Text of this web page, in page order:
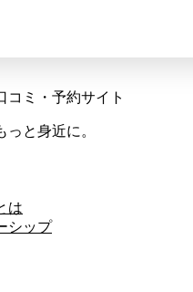
コミ・予約サイト
っと身近に。
は
シップ